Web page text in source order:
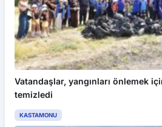
Vatandaşlar, yangınları önlemek
temizledi
KASTAMONU